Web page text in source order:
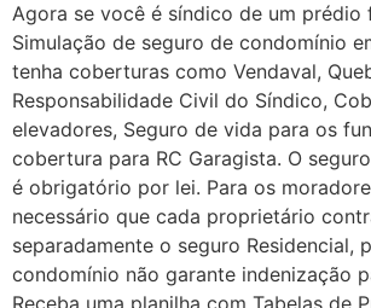
Agora se você é síndico de um prédio
Simulação de seguro de condomínio
tenha coberturas como Vendaval,
Responsabilidade Civil do Síndico,
elevadores, Seguro de vida para os
cobertura para RC Garagista. O
é obrigatório por lei. Para os
necessário que cada proprietário
separadamente o seguro Residencial,
condomínio não garante indenização